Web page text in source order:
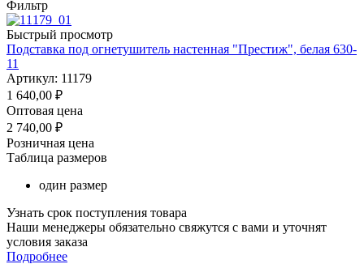
Фильтр
Быстрый просмотр
Подставка под огнетушитель настенная "Престиж", белая 630-
11
Артикул: 11179
1 640,00 ₽
Оптовая цена
2 740,00 ₽
Розничная цена
Таблица размеров
один размер
Узнать срок поступления товара
Наши менеджеры обязательно свяжутся с вами и уточнят
условия заказа
Подробнее